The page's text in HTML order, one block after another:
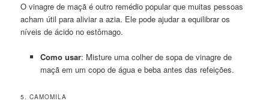
O vinagre de maçã é outro remédio popular que muitas pessoas
acham útil para aliviar a azia. Ele pode ajudar a equilibrar os
níveis de ácido no estômago.
Como usar: Misture uma colher de sopa de vinagre de
maçã em um copo de água e beba antes das refeições.
5. CAMOMILA